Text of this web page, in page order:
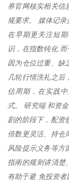
券官网核实相关信
规要求。 媒体记
在早期更关注短
识，在指数钝化
因为仓位过重、缺
几轮行情洗礼之后，
估周期，在实践
式。 研究端 和资
剧的阶段下，配资
倍数更灵活、持仓
风险提示义务等方
指南的规则讲清楚
有助于避 免投资